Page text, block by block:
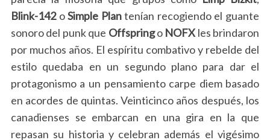
Blink-142 oSimple Plantenían recogiendo el guante
sonoro del punk que Offspringo NOFX les brindaron
por muchos años. El espíritu combativo y rebelde del
estilo quedaba en un segundo plano para dar el
protagonismo a un pensamiento carpe diem basado
en acordes de quintas. Veinticinco años después, los
canadienses se embarcan en una gira en la que
repasan su historia y celebran además el vigésimo